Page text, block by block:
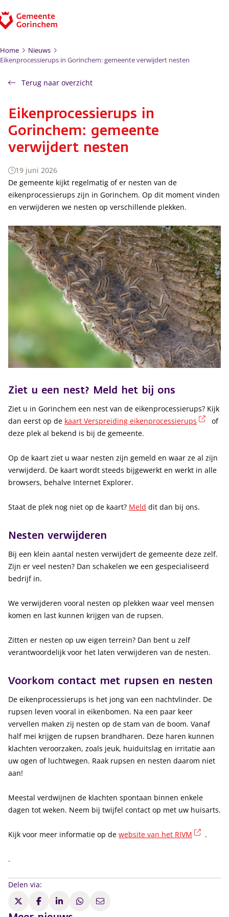
Home
Nieuws
Eikenprocessierups in Gorinchem: gemeente verwijdert nesten
Terug naar overzicht
Eikenprocessierups in
Gorinchem: gemeente
verwijdert nesten
19 juni 2026
De gemeente kijkt regelmatig of er nesten van de
eikenprocessierups zijn in Gorinchem. Op dit moment vinden
en verwijderen we nesten op verschillende plekken.
Ziet u een nest? Meld het bij ons
Ziet u in Gorinchem een nest van de eikenprocessierups? Kijk
dan eerst op de kaart Verspreiding eikenprocessierups
of
deze plek al bekend is bij de gemeente.
Op de kaart ziet u waar nesten zijn gemeld en waar ze al zijn
verwijderd. De kaart wordt steeds bijgewerkt en werkt in alle
browsers, behalve Internet Explorer.
Staat de plek nog niet op de kaart? Meld dit dan bij ons.
Nesten verwijderen
Bij een klein aantal nesten verwijdert de gemeente deze zelf.
Zijn er veel nesten? Dan schakelen we een gespecialiseerd
bedrijf in.
We verwijderen vooral nesten op plekken waar veel mensen
komen en last kunnen krijgen van de rupsen.
Zitten er nesten op uw eigen terrein? Dan bent u zelf
verantwoordelijk voor het laten verwijderen van de nesten.
Voorkom contact met rupsen en nesten
De eikenprocessierups is het jong van een nachtvlinder. De
rupsen leven vooral in eikenbomen. Na een paar keer
vervellen maken zij nesten op de stam van de boom. Vanaf
half mei krijgen de rupsen brandharen. Deze haren kunnen
klachten veroorzaken, zoals jeuk, huiduitslag en irritatie aan
uw ogen of luchtwegen. Raak rupsen en nesten daarom niet
aan!
Meestal verdwijnen de klachten spontaan binnen enkele
dagen tot weken. Neem bij twijfel contact op met uw huisarts.
Kijk voor meer informatie op de website van het RIVM .
.
Delen via: